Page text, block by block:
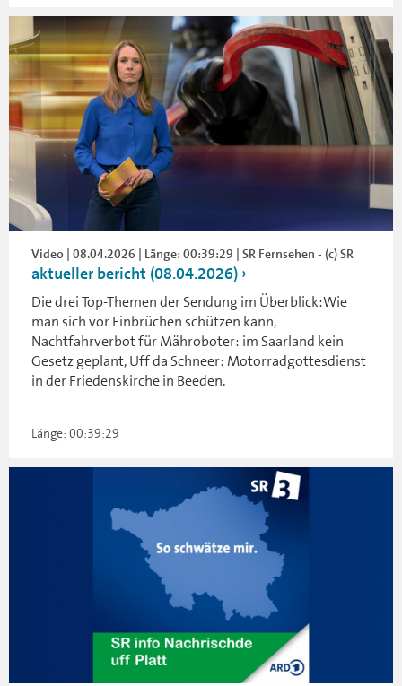
Video | 08.04.2026 | Länge: 00:39:29 | SR Fernsehen - (c) SR
aktueller bericht (08.04.2026)
Die drei Top-Themen der Sendung im Überblick:Wie
man sich vor Einbrüchen schützen kann,
Nachtfahrverbot für Mähroboter: im Saarland kein
Gesetz geplant, Uff da Schneer: Motorradgottesdienst
in der Friedenskirche in Beeden.
Länge: 00:39:29